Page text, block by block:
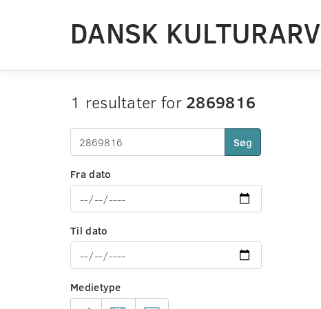
DANSK KULTURARV
1 resultater for 2869816
Søg
Fra dato
Til dato
Medietype